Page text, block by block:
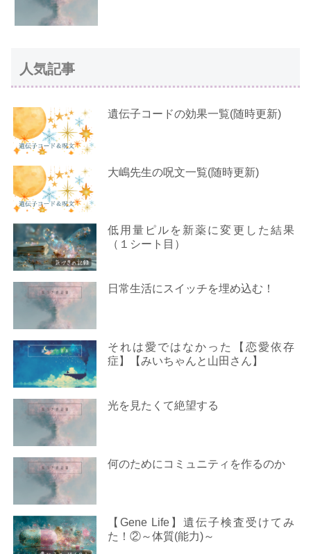
人気記事
遺伝子コードの効果一覧(随時更新)
大嶋先生の呪文一覧(随時更新)
低用量ピルを新薬に変更した結果
（１シート目）
日常生活にスイッチを埋め込む！
それは愛ではなかった【恋愛依存
症】【みいちゃんと山田さん】
光を見たくて絶望する
何のためにコミュニティを作るのか
【Gene Life】遺伝子検査受けてみ
た！②～体質(能力)～